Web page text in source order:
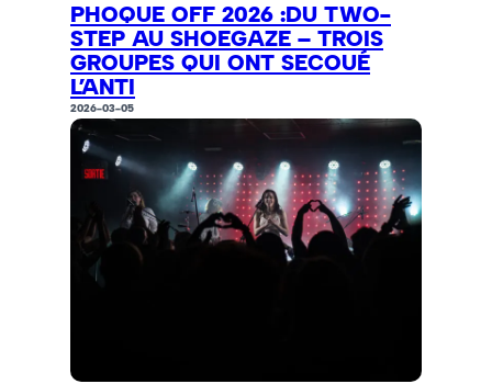
PHOQUE OFF 2026 :DU TWO-
STEP AU SHOEGAZE – TROIS
GROUPES QUI ONT SECOUÉ
L’ANTI
2026-03-05